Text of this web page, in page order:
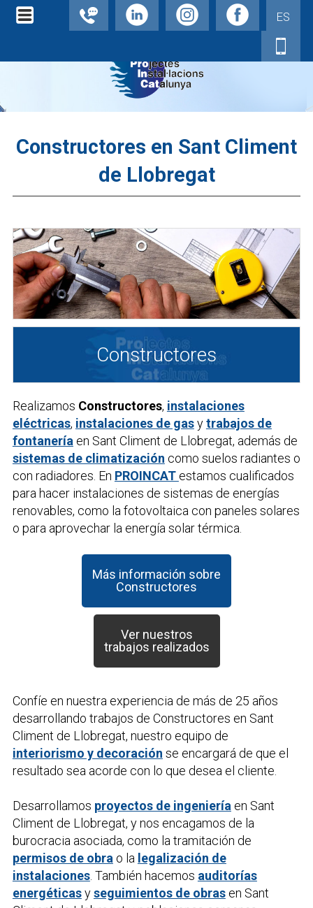
ES
Constructores en Sant Climent
de Llobregat
Constructores
Realizamos Constructores, instalaciones
eléctricas, instalaciones de gasytrabajos de
fontanería en Sant Climent de Llobregat, además de
sistemas de climatización como suelos radiantes o
con radiadores. En PROINCAT estamos cualificados
para hacer instalaciones de sistemas de energías
renovables, como la fotovoltaica con paneles solares
o para aprovechar la energía solar térmica.
Más información sobre
Constructores
Ver nuestros
trabajos realizados
Confíe en nuestra experiencia de más de 25 años
desarrollando trabajos de Constructores en Sant
Climent de Llobregat, nuestro equipo de
interiorismo y decoración se encargará de que el
resultado sea acorde con lo que desea el cliente.
Desarrollamos proyectos de ingeniería en Sant
Climent de Llobregat, y nos encagamos de la
burocracia asociada, como la tramitación de
permisos de obra o la legalización de
instalaciones. También hacemos auditorías
energéticasyseguimientos de obrasen Sant